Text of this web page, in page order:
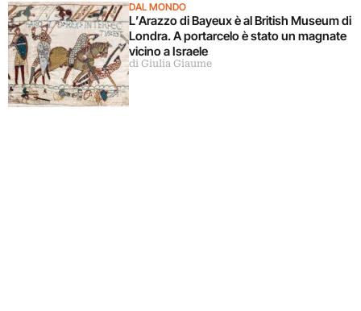
DAL MONDO
L’Arazzo di Bayeux è al British Museum di
Londra. A portarcelo è stato un magnate
vicino a Israele
di Giulia Giaume